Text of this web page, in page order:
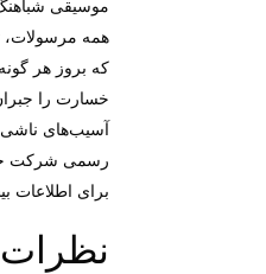
موسیقی
همه مرسولات،
که بروز هر
خسارت را
رسمی شرکت
برای اطلاعات
نظرات